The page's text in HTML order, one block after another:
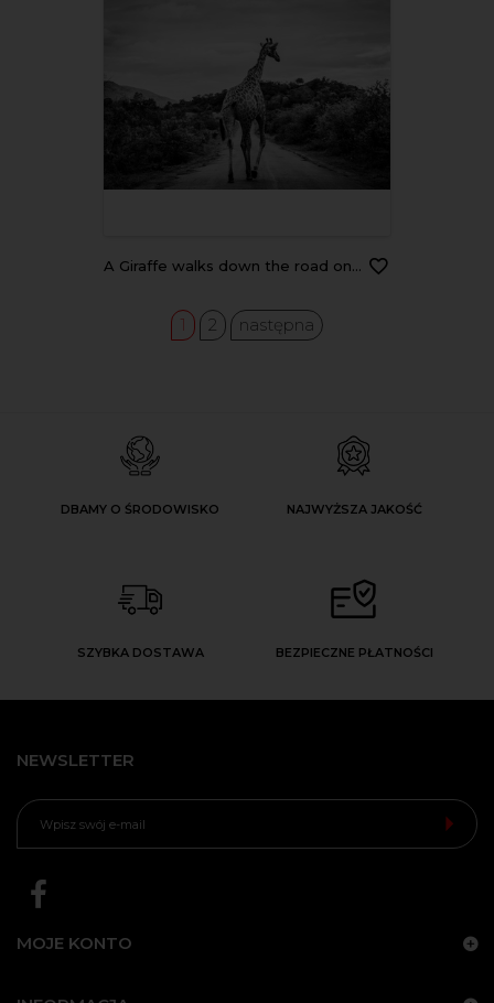
A Giraffe walks down the road on a rainy day
1 2 następna
DBAMY O ŚRODOWISKO NAJWYŻSZA JAKOŚĆ
SZYBKA DOSTAWA BEZPIECZNE PŁATNOŚCI
NEWSLETTER
MOJE KONTO